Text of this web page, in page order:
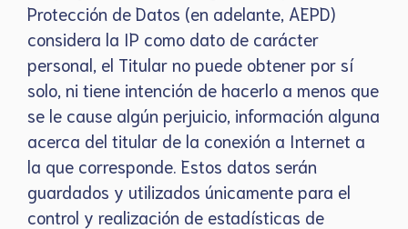
Protección de Datos (en adelante, AEPD)
considera la IP como dato de carácter
personal, el Titular no puede obtener por sí
solo, ni tiene intención de hacerlo a menos que
se le cause algún perjuicio, información alguna
acerca del titular de la conexión a Internet a
la que corresponde. Estos datos serán
guardados y utilizados únicamente para el
control y realización de estadísticas de